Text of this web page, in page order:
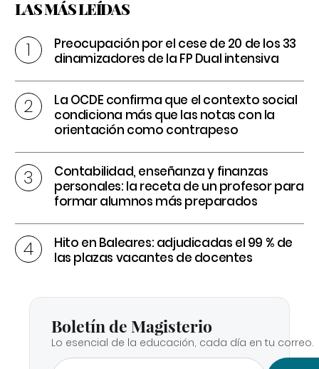
LAS MÁS LEÍDAS
Preocupación por el cese de 20 de los 33
dinamizadores de la FP Dual intensiva
La OCDE confirma que el contexto social
condiciona más que las notas con la
orientación como contrapeso
Contabilidad, enseñanza y finanzas
personales: la receta de un profesor para
formar alumnos más preparados
Hito en Baleares: adjudicadas el 99 % de
las plazas vacantes de docentes
Boletín de Magisterio
Lo esencial de la educación, cada día en tu correo.